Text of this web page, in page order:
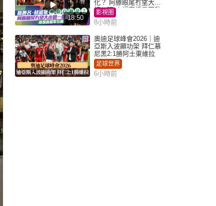
18:50
化？ 阿滕眼尾冇望大小
姐一眼 商場直播零互動
影視圈
8小時前
奧迪足球峰會2026｜迪
亞斯入波顯功架 拜仁慕
尼黑2:1勝阿士東維拉
足球世界
6小時前